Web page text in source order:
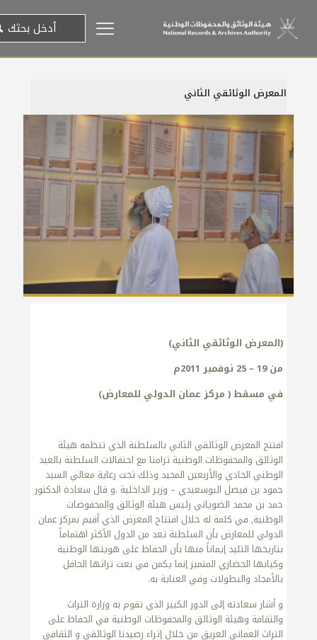
المعرض الوثائقي الثاني
19 نوفمبر، 2011
(المعرض الوثائقي الثاني)
من 19 – 25 نوفمبر 2011م
في مسقط ( مركز عمان الدولي للمعارض)
افتتح المعرض الوثائقي الثاني بالسلطنة الذي تنظمه هيئة
الوثائق والمحفوظات الوطنية تزامنا مع احتفالات السلطنة بالعيد
الوطني الحادي والأربعين المجيد وذلك تحت رعاية معالي السيد
حمود بن فيصل البوسعيدي – وزير الداخلية .و قال سعادة الدكتور
حمد بن محمد الضوياني رئيس هيئة الوثائق والمحفوضات
الوطنية, في كلمة له خلال افتتاح المعرض الذي أقيم بمركز عمان
الدولي للمعارض بأن السلطنة تعد من الدول الأكثر اهتماماً
بتاريخها التليد إيماناً منها بأن الحفاظ على هويتها الوطنية
وكيانها الحضاري المتميز إنما يكمن في بعث تراثها الحافل
بالأمجاد والبطولات وفي العناية به.
و أشار سعادته إلى الدور الكبير الذي تقوم به وزارة التراث
والثقافة وهيئة الوثائق والمحفوظات الوطنية في الحفاظ على
التراث العماني العريق من خلال إثراء رصيدنا الوثائقي و الثقافي